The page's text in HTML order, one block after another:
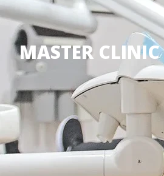
MASTER CLINIC